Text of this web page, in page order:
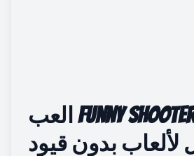
العب Funny Shooter 2: دليلك
لألعاب بدون قيود